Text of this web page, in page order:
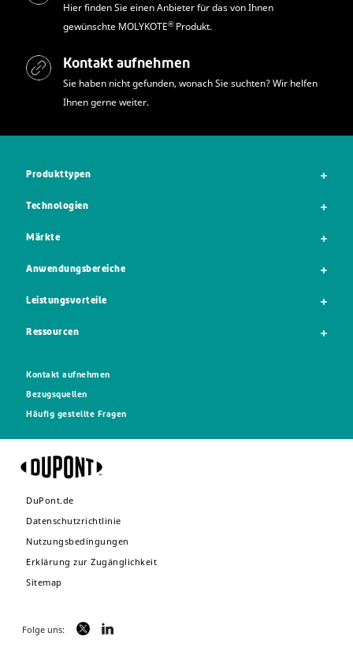
Hier finden Sie einen Anbieter für das von Ihnen
gewünschte MOLYKOTE® Produkt.
Kontakt aufnehmen
Sie haben nicht gefunden, wonach Sie suchten? Wir helfen
Ihnen gerne weiter.
Produkttypen
Technologien
Märkte
Anwendungsbereiche
Leistungsvorteile
Ressourcen
Kontakt aufnehmen
Bezugsquellen
Häufig gestellte Fragen
DuPont.de
Datenschutzrichtlinie
Nutzungsbedingungen
Erklärung zur Zugänglichkeit
Sitemap
Folge uns: